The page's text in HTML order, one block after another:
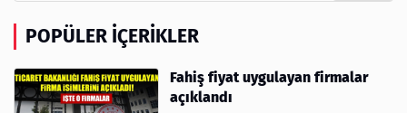
POPÜLER İÇERIKLER
Fahiş fiyat uygulayan firmalar
açıklandı